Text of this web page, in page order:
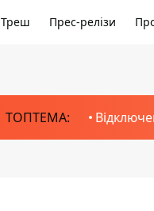
Треш Прес-релізи
ТОПТЕМА: